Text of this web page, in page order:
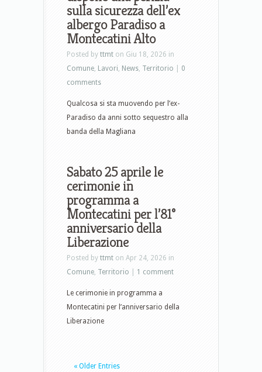
sulla sicurezza dell’ex
albergo Paradiso a
Montecatini Alto
Posted by ttmt on Giu 18, 2026 in
Comune, Lavori, News, Territorio
0
comments
Qualcosa si sta muovendo per l’ex-
Paradiso da anni sotto sequestro alla
banda della Magliana
Sabato 25 aprile le
cerimonie in
programma a
Montecatini per l’81°
anniversario della
Liberazione
Posted by ttmt on Apr 24, 2026 in
Comune, Territorio 1 comment
Le cerimonie in programma a
Montecatini per l’anniversario della
Liberazione
« Older Entries